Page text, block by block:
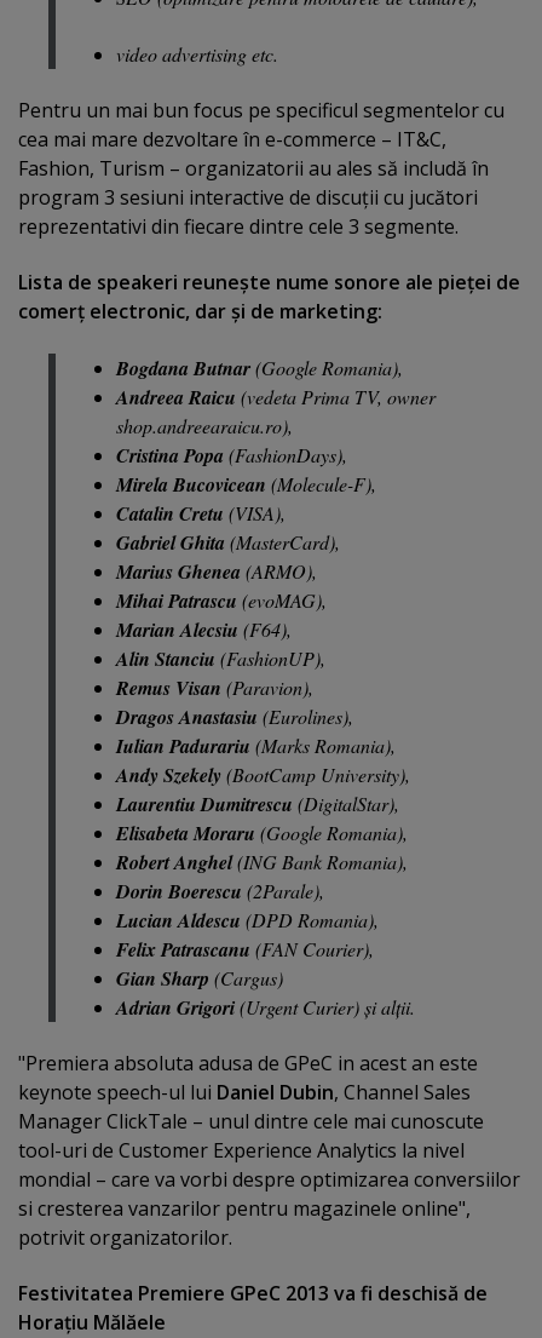
video advertising etc.
Pentru un mai bun focus pe specificul segmentelor cu
cea mai mare dezvoltare în e-commerce – IT&C,
Fashion, Turism – organizatorii au ales să includă în
program 3 sesiuni interactive de discuţii cu jucători
reprezentativi din fiecare dintre cele 3 segmente.
Lista de speakeri reuneşte nume sonore ale pieţei de
comerţ electronic, dar şi de marketing:
Bogdana Butnar(Google Romania),
Andreea Raicu (vedeta Prima TV, owner
shop.andreearaicu.ro),
Cristina Popa (FashionDays),
Mirela Bucovicean (Molecule-F),
Catalin Cretu (VISA),
Gabriel Ghita (MasterCard),
Marius Ghenea (ARMO),
Mihai Patrascu (evoMAG),
Marian Alecsiu (F64),
Alin Stanciu (FashionUP),
Remus Visan (Paravion),
Dragos Anastasiu (Eurolines),
Iulian Padurariu (Marks Romania),
Andy Szekely(BootCamp University),
Laurentiu Dumitrescu (DigitalStar),
Elisabeta Moraru (Google Romania),
Robert Anghel(ING Bank Romania),
Dorin Boerescu (2Parale),
Lucian Aldescu (DPD Romania),
Felix Patrascanu (FAN Courier),
Gian Sharp (Cargus)
Adrian Grigori(Urgent Curier) şi alţii.
"Premiera absoluta adusa de GPeC in acest an este
keynote speech-ul lui Daniel Dubin, Channel Sales
Manager ClickTale – unul dintre cele mai cunoscute
tool-uri de Customer Experience Analytics la nivel
mondial – care va vorbi despre optimizarea conversiilor
si cresterea vanzarilor pentru magazinele online",
potrivit organizatorilor.
Festivitatea Premiere GPeC 2013 va fi deschisă de
Horaţiu Mălăele